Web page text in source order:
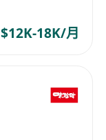
$12K-18K/月